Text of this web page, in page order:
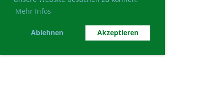
Mehr Infos
Ablehnen Akzeptieren